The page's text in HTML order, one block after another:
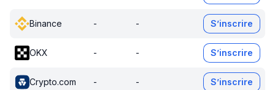
Binance - - S’inscrire
OKX - - S’inscrire
Crypto.com - - S’inscrire